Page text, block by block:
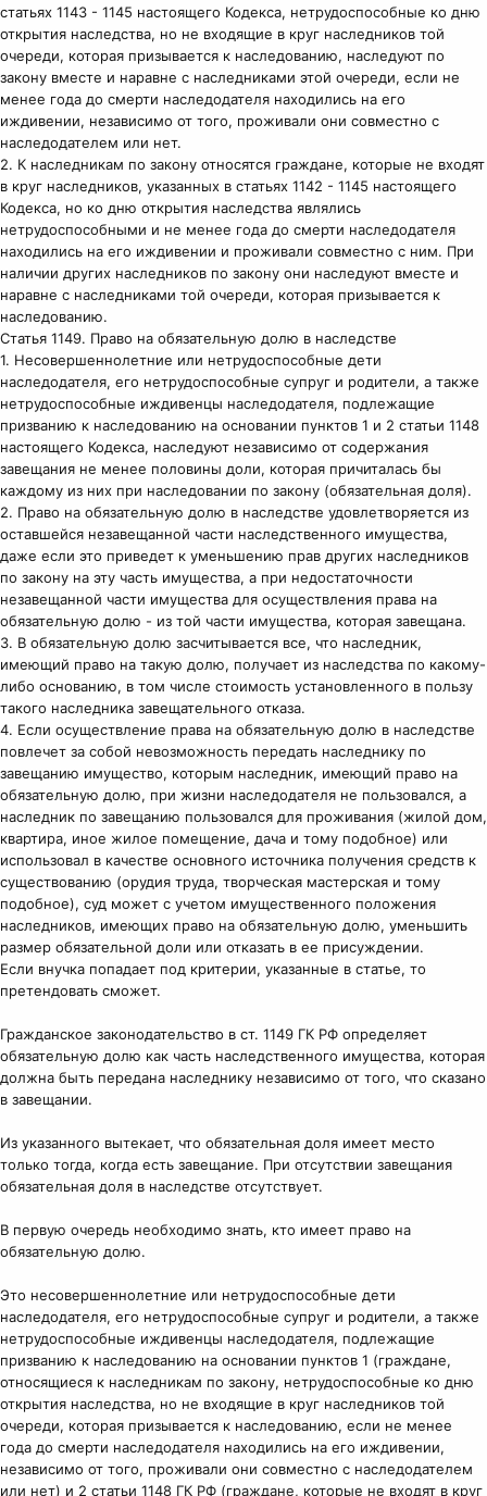
статьях 1143 - 1145 настоящего Кодекса, нетрудоспособные ко дню
открытия наследства, но не входящие в круг наследников той
очереди, которая призывается к наследованию, наследуют по
закону вместе и наравне с наследниками этой очереди, если не
менее года до смерти наследодателя находились на его
иждивении, независимо от того, проживали они совместно с
наследодателем или нет.
2. К наследникам по закону относятся граждане, которые не входят
в круг наследников, указанных в статьях 1142 - 1145 настоящего
Кодекса, но ко дню открытия наследства являлись
нетрудоспособными и не менее года до смерти наследодателя
находились на его иждивении и проживали совместно с ним. При
наличии других наследников по закону они наследуют вместе и
наравне с наследниками той очереди, которая призывается к
наследованию.
Статья 1149. Право на обязательную долю в наследстве
1. Несовершеннолетние или нетрудоспособные дети
наследодателя, его нетрудоспособные супруг и родители, а также
нетрудоспособные иждивенцы наследодателя, подлежащие
призванию к наследованию на основании пунктов 1 и 2 статьи 1148
настоящего Кодекса, наследуют независимо от содержания
завещания не менее половины доли, которая причиталась бы
каждому из них при наследовании по закону (обязательная доля).
2. Право на обязательную долю в наследстве удовлетворяется из
оставшейся незавещанной части наследственного имущества,
даже если это приведет к уменьшению прав других наследников
по закону на эту часть имущества, а при недостаточности
незавещанной части имущества для осуществления права на
обязательную долю - из той части имущества, которая завещана.
3. В обязательную долю засчитывается все, что наследник,
имеющий право на такую долю, получает из наследства по какому-
либо основанию, в том числе стоимость установленного в пользу
такого наследника завещательного отказа.
4. Если осуществление права на обязательную долю в наследстве
повлечет за собой невозможность передать наследнику по
завещанию имущество, которым наследник, имеющий право на
обязательную долю, при жизни наследодателя не пользовался, а
наследник по завещанию пользовался для проживания (жилой дом,
квартира, иное жилое помещение, дача и тому подобное) или
использовал в качестве основного источника получения средств к
существованию (орудия труда, творческая мастерская и тому
подобное), суд может с учетом имущественного положения
наследников, имеющих право на обязательную долю, уменьшить
размер обязательной доли или отказать в ее присуждении.
Если внучка попадает под критерии, указанные в статье, то
претендовать сможет.
Гражданское законодательство в ст. 1149 ГК РФ определяет
обязательную долю как часть наследственного имущества, которая
должна быть передана наследнику независимо от того, что сказано
в завещании.
Из указанного вытекает, что обязательная доля имеет место
только тогда, когда есть завещание. При отсутствии завещания
обязательная доля в наследстве отсутствует.
В первую очередь необходимо знать, кто имеет право на
обязательную долю.
Это несовершеннолетние или нетрудоспособные дети
наследодателя, его нетрудоспособные супруг и родители, а также
нетрудоспособные иждивенцы наследодателя, подлежащие
призванию к наследованию на основании пунктов 1 (граждане,
относящиеся к наследникам по закону, нетрудоспособные ко дню
открытия наследства, но не входящие в круг наследников той
очереди, которая призывается к наследованию, если не менее
года до смерти наследодателя находились на его иждивении,
независимо от того, проживали они совместно с наследодателем
или нет) и 2 статьи 1148 ГК РФ (граждане, которые не входят в круг